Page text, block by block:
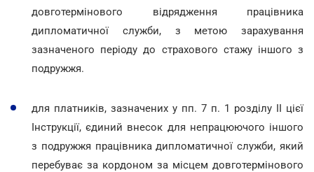
довготермінового відрядження працівника
дипломатичної служби, з метою зарахування
зазначеного періоду до страхового стажу іншого з
подружжя.
для платників, зазначених у пп. 7 п. 1 розділу II цієї
Інструкції, єдиний внесок для непрацюючого іншого
з подружжя працівника дипломатичної служби, який
перебуває за кордоном за місцем довготермінового